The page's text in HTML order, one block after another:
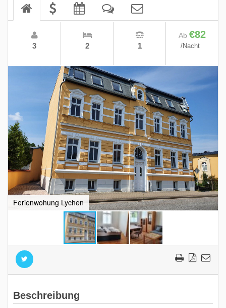
3 2 1
Ab €82
/Nacht
Ferienwohung Lychen
Beschreibung